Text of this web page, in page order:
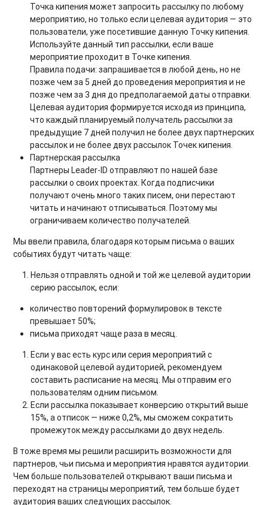
Точка кипения может запросить рассылку по любому
мероприятию, но только если целевая аудитория — это
пользователи, уже посетившие данную Точку кипения.
Используйте данный тип рассылки, если ваше
мероприятие проходит в Точке кипения.
Правила подачи: запрашивается в любой день, но не
позже чем за 5 дней до проведения мероприятия и не
позже чем за 3 дня до предполагаемой даты отправки.
Целевая аудитория формируется исходя из принципа,
что каждый планируемый получатель рассылки за
предыдущие 7 дней получил не более двух партнерских
рассылок и не более двух рассылок Точек кипения.
Партнерская рассылка
Партнеры Leader-ID отправляют по нашей базе
рассылки о своих проектах. Когда подписчики
получают очень много таких писем, они перестают
читать и начинают отписываться. Поэтому мы
ограничиваем количество получателей.
Мы ввели правила, благодаря которым письма о ваших
событиях будут читать чаще:
Нельзя отправлять одной и той же целевой аудитории
серию рассылок, если:
количество повторений формулировок в тексте
превышает 50%;
письма приходят чаще раза в месяц.
Если у вас есть курс или серия мероприятий с
одинаковой целевой аудиторией, рекомендуем
составить расписание на месяц. Мы отправим его
пользователям одним письмом.
Если рассылка показывает конверсию открытий выше
15%, а отписок — ниже 0,2%, мы сможем сократить
промежуток между рассылками до двух недель.
В тоже время мы решили расширить возможности для
партнеров, чьи письма и мероприятия нравятся аудитории.
Чем больше пользователей открывают ваши письма и
переходят на страницы мероприятий, тем больше будет
аудитория ваших следующих рассылок.